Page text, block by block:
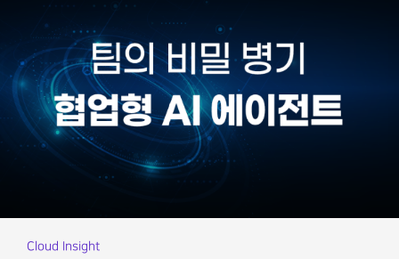
Cloud Insight